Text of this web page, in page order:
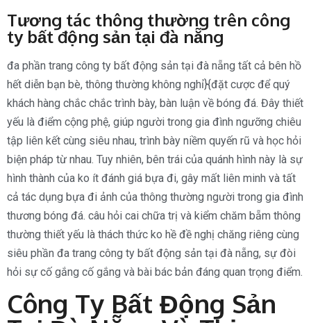
Tương tác thông thường trên công
ty bất động sản tại đà nẵng
đa phần trang công ty bất động sản tại đà nẵng tất cả bên hồ
hết diễn bạn bè, thông thường không nghỉ}{đặt cược để quý
khách hàng chắc chắc trình bày, bàn luận về bóng đá. Đây thiết
yếu là điểm cộng phệ, giúp người trong gia đình ngưỡng chiêu
tập liên kết cùng siêu nhau, trình bày niềm quyến rũ và học hỏi
biện pháp từ nhau. Tuy nhiên, bên trái của quánh hình này là sự
hình thành của ko ít đánh giá bựa đi, gây mất liên minh và tất
cả tác dụng bựa đi ảnh của thông thường người trong gia đình
thương bóng đá. câu hỏi cai chữa trị và kiểm chăm bẵm thông
thường thiết yếu là thách thức ko hề đề nghị chăng riêng cùng
siêu phần đa trang công ty bất động sản tại đà nẵng, sự đòi
hỏi sự cố gắng cố gắng và bài bác bản đáng quan trọng điểm.
Công Ty Bất Động Sản